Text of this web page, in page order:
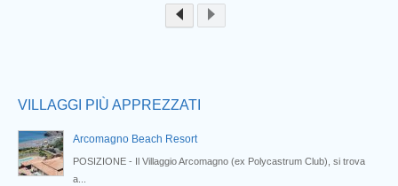
VILLAGGI PIÙ APPREZZATI
Arcomagno Beach Resort
POSIZIONE - Il Villaggio Arcomagno (ex Polycastrum Club), si trova
a...